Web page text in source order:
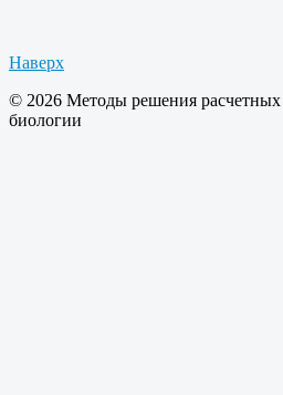
Наверх
© 2026 Методы решения расчетных
биологии